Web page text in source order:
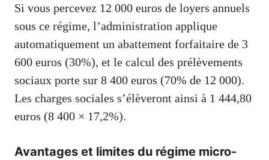
Si vous percevez 12 000 euros de loyers annuels
sous ce régime, l’administration applique
automatiquement un abattement forfaitaire de 3
600 euros (30%), et le calcul des prélèvements
sociaux porte sur 8 400 euros (70% de 12 000).
Les charges sociales s’élèveront ainsi à 1 444,80
euros (8 400 × 17,2%).
Avantages et limites du régime micro-